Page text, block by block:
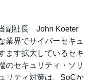
副社長 John Koeter
業界でサイバーセキュ
ます拡大しているセキ
のセキュリティ・ソリ
リティ対策は、SoCか